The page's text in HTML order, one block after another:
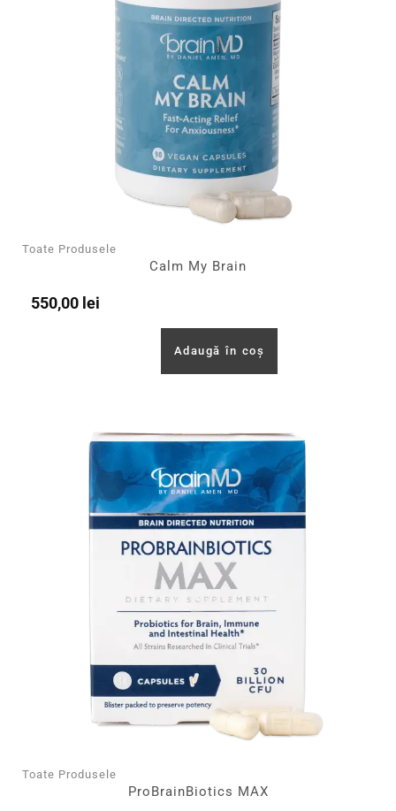
Toate Produsele
Calm My Brain
550,00 lei
Adaugă în coș
Toate Produsele
ProBrainBiotics MAX